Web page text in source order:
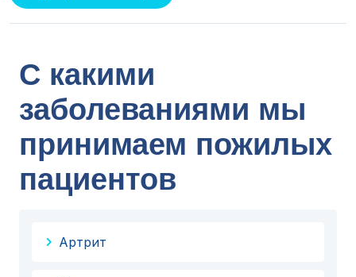
С какими
заболеваниями мы
принимаем пожилых
пациентов
Артрит